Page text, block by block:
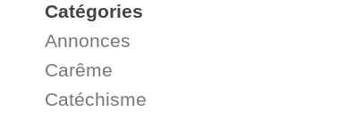
Catégories
Annonces
Carême
Catéchisme